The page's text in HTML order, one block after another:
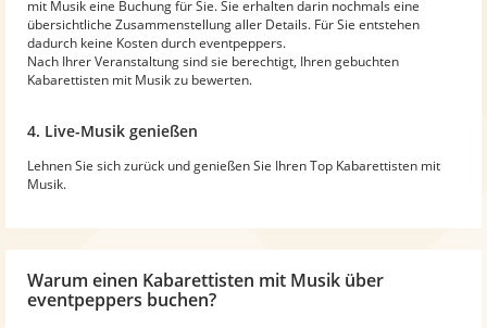
mit Musik eine Buchung für Sie. Sie erhalten darin nochmals eine
übersichtliche Zusammenstellung aller Details. Für Sie entstehen
dadurch keine Kosten durch eventpeppers.
Nach Ihrer Veranstaltung sind sie berechtigt, Ihren gebuchten
Kabarettisten mit Musik zu bewerten.
4. Live-Musik genießen
Lehnen Sie sich zurück und genießen Sie Ihren Top Kabarettisten mit
Musik.
Warum einen Kabarettisten mit Musik über
eventpeppers buchen?